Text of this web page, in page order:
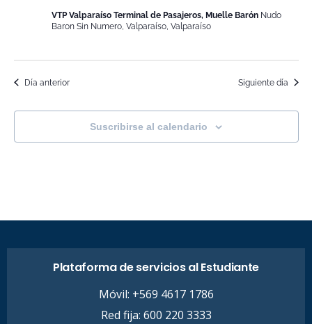
de
VTP Valparaíso Terminal de Pasajeros, Muelle Barón Nudo
Baron Sin Numero, Valparaíso, Valparaíso
Día anterior Siguiente día
Suscribirse al calendario